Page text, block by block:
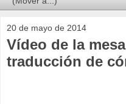
20 de mayo de 2014
Vídeo de la
traducción de